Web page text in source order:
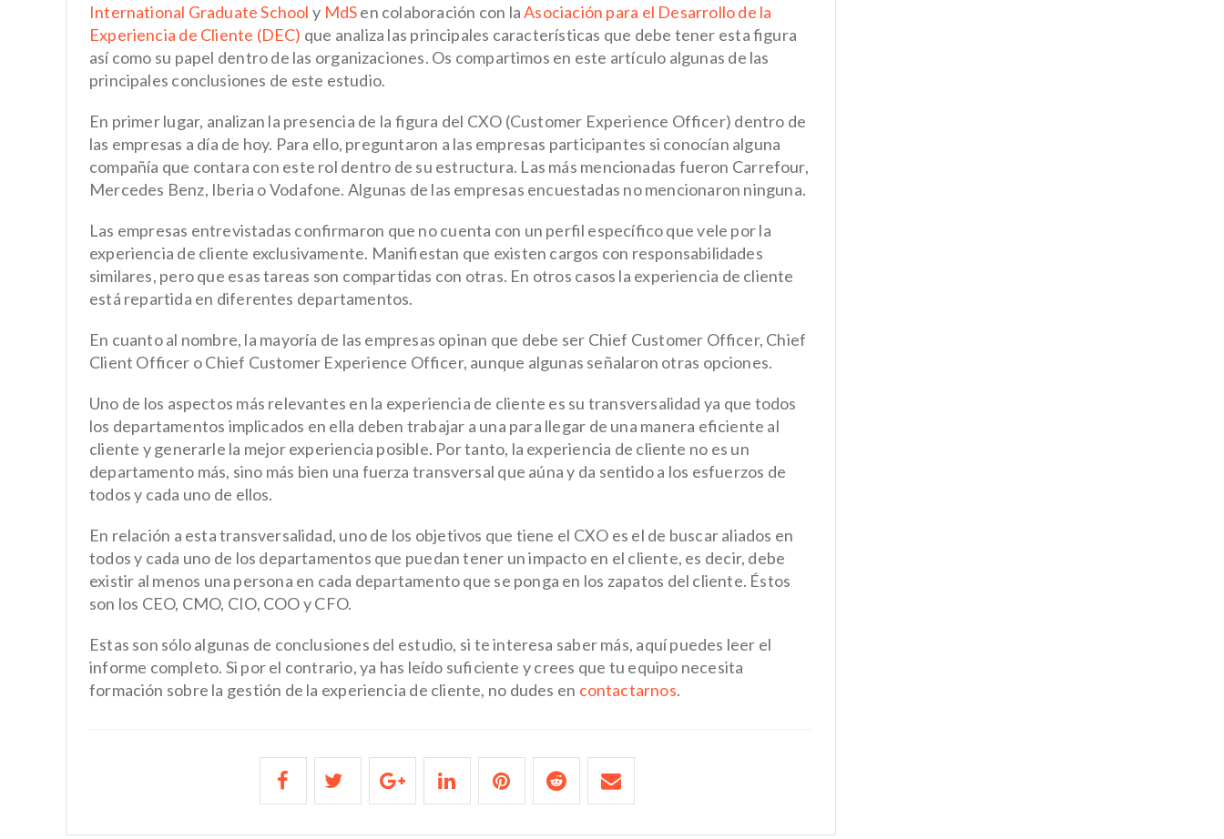
International Graduate School y MdSen colaboración con laAsociación para el Desarrollo de la
Experiencia de Cliente (DEC) que analiza las principales características que debe tener esta figura
así como su papel dentro de las organizaciones. Os compartimos en este artículo algunas de las
principales conclusiones de este estudio.
En primer lugar, analizan la presencia de la figura del CXO (Customer Experience Officer) dentro de
las empresas a día de hoy. Para ello, preguntaron a las empresas participantes si conocían alguna
compañía que contara con este rol dentro de su estructura. Las más mencionadas fueron Carrefour,
Mercedes Benz, Iberia o Vodafone. Algunas de las empresas encuestadas no mencionaron ninguna.
Las empresas entrevistadas confirmaron que no cuenta con un perfil específico que vele por la
experiencia de cliente exclusivamente. Manifiestan que existen cargos con responsabilidades
similares, pero que esas tareas son compartidas con otras. En otros casos la experiencia de cliente
está repartida en diferentes departamentos.
En cuanto al nombre, la mayoría de las empresas opinan que debe ser Chief Customer Officer, Chief
Client Officer o Chief Customer Experience Officer, aunque algunas señalaron otras opciones.
Uno de los aspectos más relevantes en la experiencia de cliente es su transversalidad ya que todos
los departamentos implicados en ella deben trabajar a una para llegar de una manera eficiente al
cliente y generarle la mejor experiencia posible. Por tanto, la experiencia de cliente no es un
departamento más, sino más bien una fuerza transversal que aúna y da sentido a los esfuerzos de
todos y cada uno de ellos.
En relación a esta transversalidad, uno de los objetivos que tiene el CXO es el de buscar aliados en
todos y cada uno de los departamentos que puedan tener un impacto en el cliente, es decir, debe
existir al menos una persona en cada departamento que se ponga en los zapatos del cliente. Éstos
son los CEO, CMO, CIO, COO y CFO.
Estas son sólo algunas de conclusiones del estudio, si te interesa saber más, aquí puedes leer el
informe completo. Si por el contrario, ya has leído suficiente y crees que tu equipo necesita
formación sobre la gestión de la experiencia de cliente, no dudes en contactarnos.